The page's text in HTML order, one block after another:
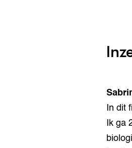
In dit
Ik ga